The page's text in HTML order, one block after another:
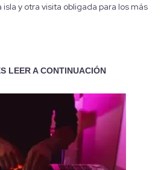
y otra visita obligada para los más
LEER A CONTINUACIÓN